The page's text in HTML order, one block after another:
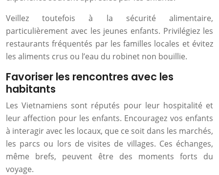
Veillez toutefois à la sécurité alimentaire,
particulièrement avec les jeunes enfants. Privilégiez les
restaurants fréquentés par les familles locales et évitez
les aliments crus ou l’eau du robinet non bouillie.
Favoriser les rencontres avec les
habitants
Les Vietnamiens sont réputés pour leur hospitalité et
leur affection pour les enfants. Encouragez vos enfants
à interagir avec les locaux, que ce soit dans les marchés,
les parcs ou lors de visites de villages. Ces échanges,
même brefs, peuvent être des moments forts du
voyage.